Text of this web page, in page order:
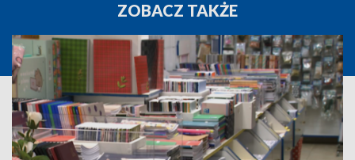
ZOBACZ TAKŻE